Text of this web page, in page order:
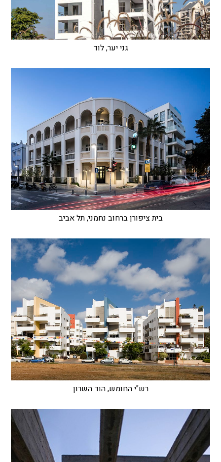
גני יער, לוד
בית ציפורן ברחוב נחמני, תל אביב
רש"י החומש, הוד השרון